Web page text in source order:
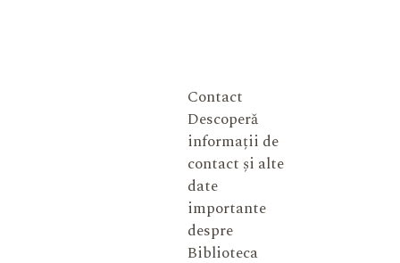
Contact
Descoperă
informații de
contact și alte
date
importante
despre
Biblioteca